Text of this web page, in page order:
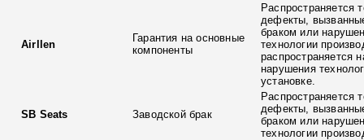
Airllen
Гарантия на основные
компоненты
Распространяется
дефекты,
браком или
технологии
распространяется
нарушения
установке.
SB Seats Заводской брак
Распространяется
дефекты,
браком или
технологии